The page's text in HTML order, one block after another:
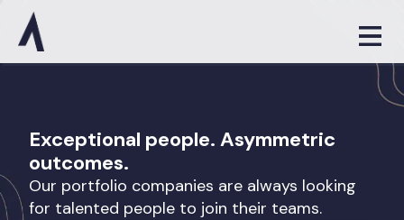
Exceptional people. Asymmetric
outcomes.
Our portfolio companies are always looking
for talented people to join their teams.